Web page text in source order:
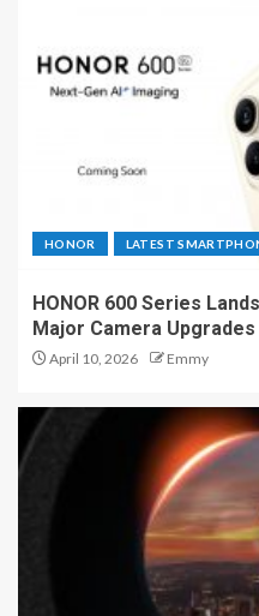
HONOR LATEST
HONOR 600 Series
Major Camera Upgrades
April 10, 2026 Emmy